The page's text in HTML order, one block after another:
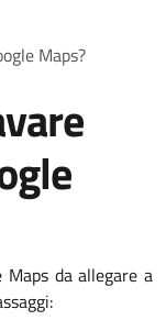
Maps?
Maps da allegare a